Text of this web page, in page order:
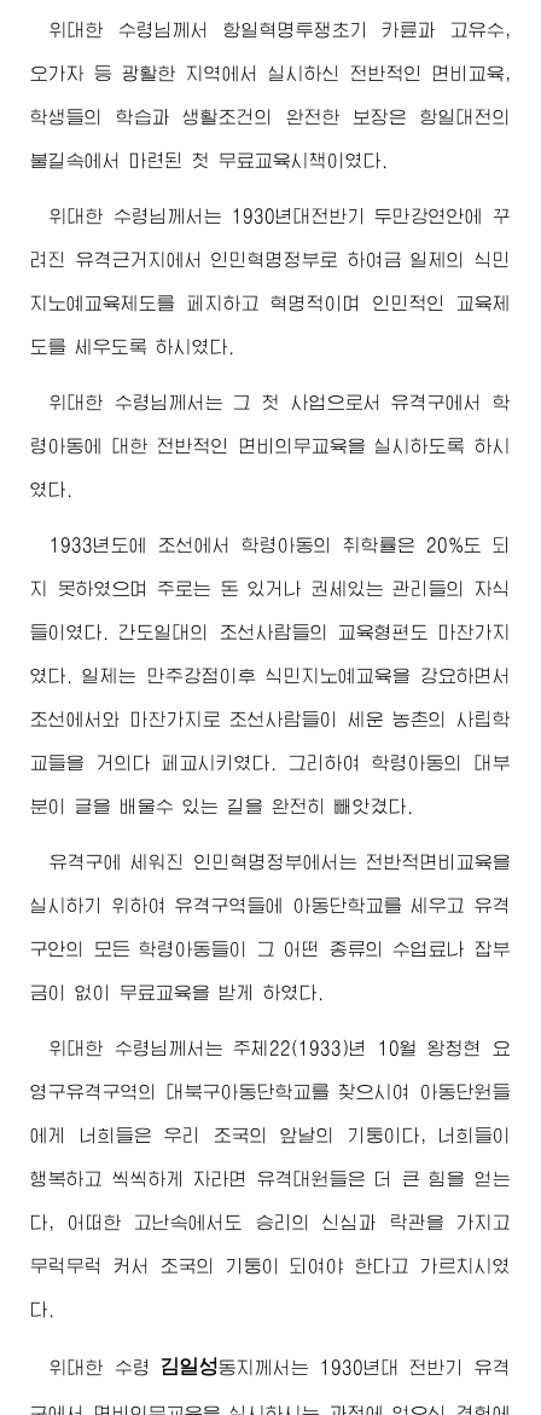
위대한 수령님께서 항일혁명투쟁초기 카륜과 고유수,
오가자 등 광활한 지역에서 실시하신 전반적인 면비교육,
학생들의 학습과 생활조건의 완전한 보장은 항일대전의
불길속에서 마련된 첫 무료교육시책이였다.
위대한 수령님께서 는 1930년대전반기 두만강연안에 꾸
려진 유격근거지에서 인민혁명정부로 하여금 일제의 식민
지노예교육제도를 페지하고 혁명적이며 인민적인 교육제
도를 세우도록 하시였다.
위대한 수령님께서 는 그 첫 사업으로서 유격구에서 학
령아동에 대한 전반적인 면비의무교육을 실시하도록 하시
였다.
1933년도에 조선에서 학령아동의 취학률은 20%도 되
지 못하였으며 주로는 돈 있거나 권세있는 관리들의 자식
들이였다. 간도일대의 조선사람들의 교육형편도 마찬가지
였다. 일제는 만주강점이후 식민지노예교육을 강요하면서
조선에서와 마찬가지로 조선사람들이 세운 농촌의 사립학
교들을 거의다 페교시키였다. 그리하여 학령아동의 대부
분이 글을 배울수 있는 길을 완전히 빼앗겼다.
유격구에 세워진 인민혁명정부에서는 전반적면비교육을
실시하기 위하여 유격구역들에 아동단학교를 세우고 유격
구안의 모든 학령아동들이 그 어떤 종류의 수업료나 잡부
금이 없이 무료교육을 받게 하였다.
위대한 수령님께서 는 주체22(1933)년 10월 왕청현 요
영구유격구역의 대북구아동단학교를 찾으시여 아동단원들
에게 너희들은 우리 조국의 앞날의 기둥이다, 너희들이
행복하고 씩씩하게 자라면 유격대원들은 더 큰 힘을 얻는
다, 어떠한 고난속에서도 승리의 신심과 락관을 가지고
무럭무럭 커서 조국의 기둥이 되여야 한다고 가르치시였
다.
위대한 수령 김일성동지 께서는 1930년대 전반기 유격